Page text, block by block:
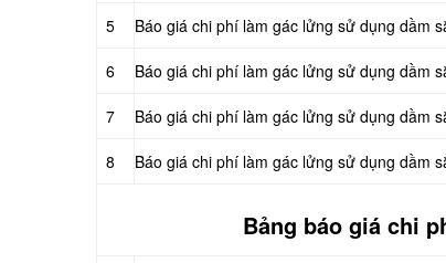
5 Báo giá chi phí làm gác lửng sử dụng dầm
6 Báo giá chi phí làm gác lửng sử dụng dầm
7 Báo giá chi phí làm gác lửng sử dụng dầm
8 Báo giá chi phí làm gác lửng sử dụng dầm
Bảng báo giá chi